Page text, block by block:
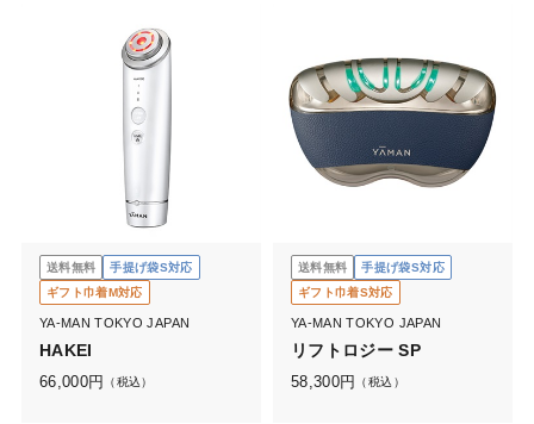
送料無料
手提げ袋S対応
ギフト巾着M対応
YA-MAN TOKYO JAPAN
HAKEI
66,000円 （税込）
送料無料
手提げ袋S対応
ギフト巾着S対応
YA-MAN TOKYO JAPAN
リフトロジー SP
58,300円 （税込）